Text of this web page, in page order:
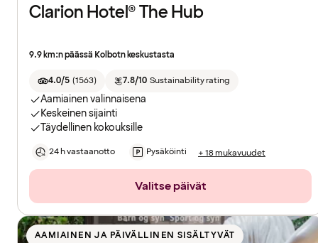
Clarion Hotel® The Hub
9.9 km:n päässä Kolbotn keskustasta
4.0/5 (1563) 7.8/10 Sustainability rating
Aamiainen valinnaisena
Keskeinen sijainti
Täydellinen kokouksille
24 h vastaanotto Pysäköinti + 18 mukavuudet
Valitse päivät
AAMIAINEN JA PÄIVÄLLINEN SISÄLTYVÄT